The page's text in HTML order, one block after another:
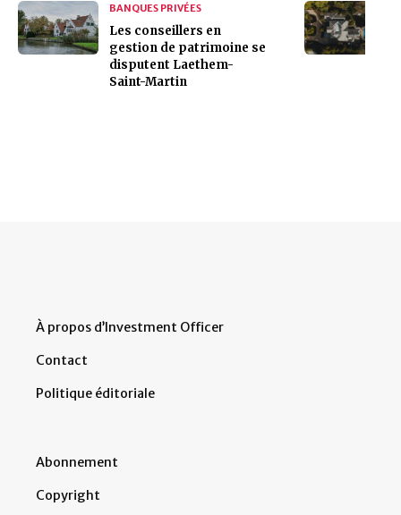
BANQUES PRIVÉES
Les conseillers en
gestion de patrimoine se
disputent Laethem-
Saint-Martin
À propos d’Investment Officer
Contact
Politique éditoriale
Abonnement
Copyright